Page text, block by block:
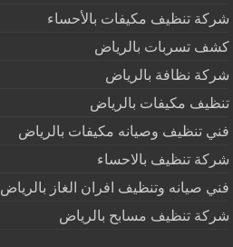
شركة تنظيف مكيفات بالأحساء
كشف تسربات بالرياض
شركة نظافة بالرياض
تنظيف مكيفات بالرياض
فني تنظيف وصيانه مكيفات بالرياض
شركة تنظيف بالاحساء
فني صيانه وتنظيف افران الغاز بالرياض
شركة تنظيف مسابح بالرياض